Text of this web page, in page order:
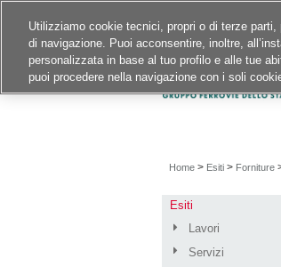
Home > Esiti > Forniture
Esiti
Lavori
Servizi
Utilizziamo cookie tecnici, propri o di terze
di navigazione. Puoi acconsentire, inoltre,
personalizzata in base al tuo profilo e alle tue
puoi procedere nella navigazione con i soli